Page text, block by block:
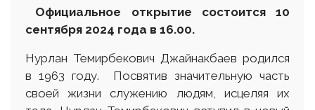
Официальное открытие состоится 10
сентября 2024 года в 16.00.
Нурлан Темирбекович Джайнакбаев родился
в 1963 году. Посвятив значительную часть
своей жизни служению людям, исцеляя их